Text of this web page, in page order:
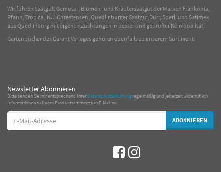
Wir führen Saatgut, Gemüse-, Blumen- und Kräutersaatgut der Marken Frankonia,
Pfann, Tropica, N.L.Chrestensen, Quedlinburger Saatgut,Dürr, Sperli und Satimex
aus Quedlinburg mit eigenen Züchtungen in bester und geprüfter Keimqualität.
Gartenbücher des Garant Verlages gehören ebenfalls zu unserem Sortiment.
Newsletter Abonnieren
Bitte senden Sie mir entsprechend IhrerDatenschutzerklärung regelmäßig und jederzeit widerruflich
Informationen zu Ihrem Produktsortiment per E-Mail zu.
E-
Mail-
Adresse
ABONNIEREN